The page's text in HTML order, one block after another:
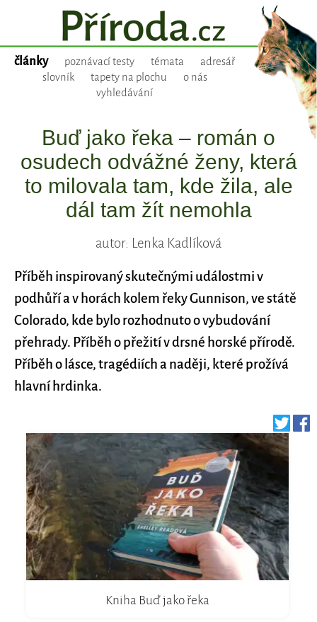
články poznávací testy témata
adresář
slovník
tapety na plochu
o nás
vyhledávání
Buď jako řeka – román o
osudech odvážné ženy, která
to milovala tam, kde žila, ale
dál tam žít nemohla
autor: Lenka Kadlíková
Příběh inspirovaný skutečnými událostmi v
podhůří a v horách kolem řeky Gunnison, ve státě
Colorado, kde bylo rozhodnuto o vybudování
přehrady. Příběh o přežití v drsné horské přírodě.
Příběh o lásce, tragédiích a naději, které prožívá
hlavní hrdinka.
Kniha Buď jako řeka